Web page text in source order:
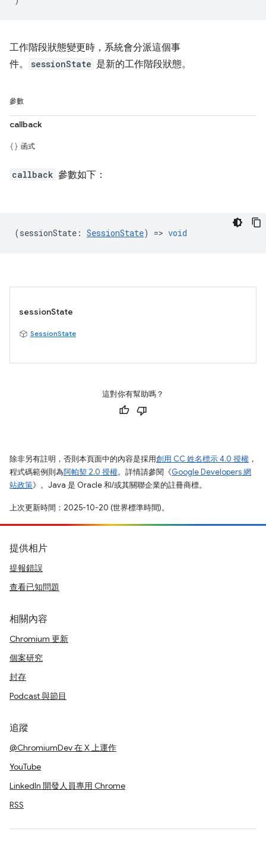
工作階段狀態變更時，系統會分派這個事
件。
sessionState 是新的工作階段狀態。
參數
callback
函式
callback 參數如下：
(sessionState : SessionState) => void
sessionState
SessionState
這對你有幫助嗎？
除非另有註明，否則本頁面中的內容是採用創用 CC 姓名標示 4.0 授權 ，
程式碼範例則為阿帕契 2.0 授權。詳情請參閱《Google Developers 網
站政策》。Java 是 Oracle 和/或其關聯企業的註冊商標。
上次更新時間：2025-10-20 (世界標準時間)。
提供相片
提報錯誤
查看已知問題
相關內容
Chromium 更新
個案研究
封存
Podcast 與節目
追蹤
@ChromiumDev 在 X 上運作
YouTube
LinkedIn 開發人員專用 Chrome
RSS